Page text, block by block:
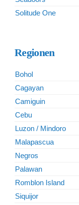
Solitude One
Regionen
Bohol
Cagayan
Camiguin
Cebu
Luzon / Mindoro
Malapascua
Negros
Palawan
Romblon Island
Siquijor